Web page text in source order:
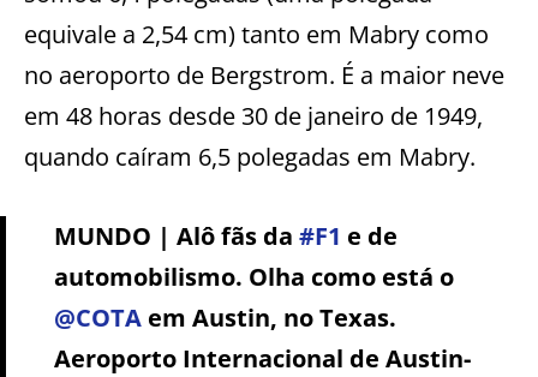
equivale a 2,54 cm) tanto em Mabry como
no aeroporto de Bergstrom. É a maior neve
em 48 horas desde 30 de janeiro de 1949,
quando caíram 6,5 polegadas em Mabry.
MUNDO | Alô fãs da #F1 e de
automobilismo. Olha como está o
@COTA em Austin, no Texas.
Aeroporto Internacional de Austin-